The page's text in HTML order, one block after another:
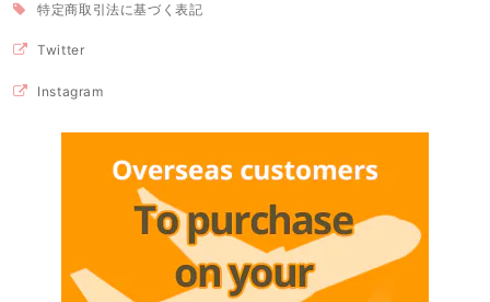
特定商取引法に基づく表記
Twitter
Instagram